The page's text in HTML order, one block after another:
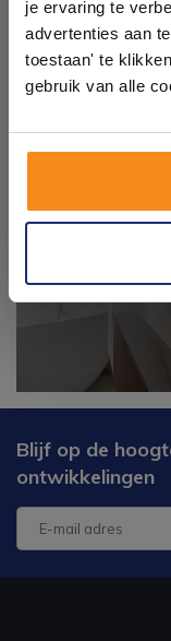
je ervaring te
advertenties aan
toestaan' te
gebruik van alle
Blijf op de
ontwikkelingen
ervaren
tegels &
Kom